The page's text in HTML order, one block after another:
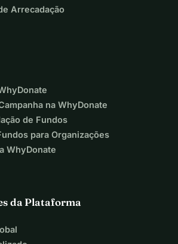
Arrecadação
na WhyDonate
de Fundos
para Organizações
WhyDonate
da Plataforma